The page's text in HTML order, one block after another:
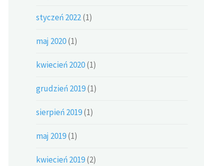
styczeń 2022(1)
maj 2020(1)
kwiecień 2020(1)
grudzień 2019(1)
sierpień 2019(1)
maj 2019(1)
kwiecień 2019(2)